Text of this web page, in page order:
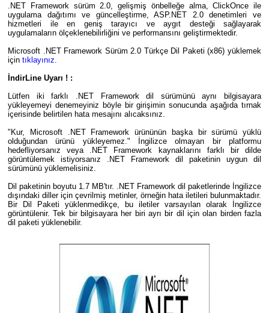
.NET Framework sürüm 2.0, gelişmiş önbelleğe alma, ClickOnce ile
uygulama dağıtımı ve güncelleştirme, ASP.NET 2.0 denetimleri ve
hizmetleri ile en geniş tarayıcı ve aygıt desteği sağlayarak
uygulamaların ölçeklenebilirliğini ve performansını geliştirmektedir.
Microsoft .NET Framework Sürüm 2.0 Türkçe Dil Paketi (x86) yüklemek
için tıklayınız
İndirLine Uyarı ! :
Lütfen iki farklı .NET Framework dil sürümünü aynı bilgisayara
yükleyemeyi denemeyiniz böyle bir girişimin sonucunda aşağıda tırnak
içerisinde belirtilen hata mesajını alıcaksınız.
"Kur, Microsoft .NET Framework ürününün başka bir sürümü yüklü
olduğundan ürünü yükleyemez." İngilizce olmayan bir platformu
hedefliyorsanız veya .NET Framework kaynaklarını farklı bir dilde
görüntülemek istiyorsanız .NET Framework dil paketinin uygun dil
sürümünü yüklemelisiniz.
Dil paketinin boyutu 1.7 MB'tır. .NET Framework dil paketlerinde İngilizce
dışındaki diller için çevrilmiş metinler, örneğin hata iletileri bulunmaktadır.
Bir Dil Paketi yüklenmedikçe, bu iletiler varsayılan olarak İngilizce
görüntülenir. Tek bir bilgisayara her biri ayrı bir dil için olan birden fazla
dil paketi yüklenebilir.